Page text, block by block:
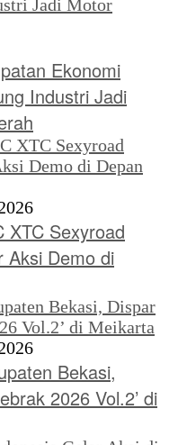
Ekonomi
Industri Jadi
XTC Sexyroad
Aksi Demo di
Bekasi,
2026 Vol.2’ di